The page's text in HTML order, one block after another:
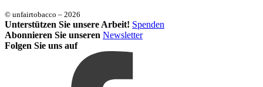
© unfairtobacco – 2026
Unterstützen Sie unsere Arbeit! Spenden
Abonnieren Sie unseren Newsletter
Folgen Sie uns auf